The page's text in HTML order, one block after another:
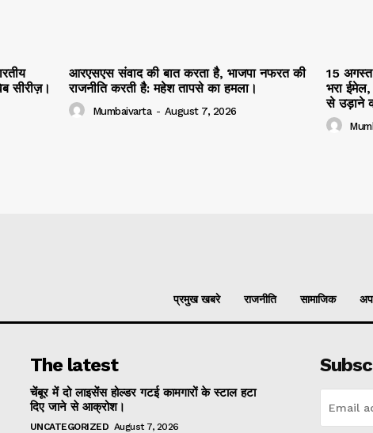
सीरीज़।
आरएसएस संवाद की बात करता है, भाजपा नफरत की
राजनीति करती है: महेश तापसे का हमला।
Mumbaivarta - August 7, 2026
15 अगस्त
भरा
से उड़ाने
प्रमुख खबरे राजनीति सामाजिक
The latest
चेंबूर में दो लाइसेंस होल्डर गटई कामगारों के स्टाल हटा
दिए जाने से आक्रोश।
UNCATEGORIZED August 7, 2026